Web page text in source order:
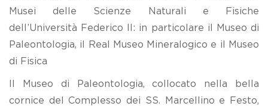
Musei delle Scienze Naturali e Fisiche
dell’Università Federico II: in particolare il Museo di
Paleontologia, il Real Museo Mineralogico e il Museo
di Fisica
Il Museo di Paleontologia, collocato nella bella
cornice del Complesso dei SS. Marcellino e Festo,